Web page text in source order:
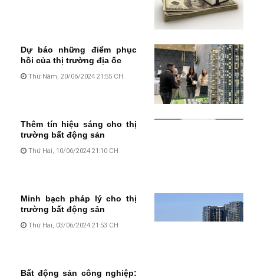
Dự báo những điểm phục
hồi của thị trường địa ốc
Thứ Năm, 20/06/2024 21:55 CH
Thêm tín hiệu sáng cho thị
trường bất động sản
Thứ Hai, 10/06/2024 21:10 CH
Minh bạch pháp lý cho thị
trường bất động sản
Thứ Hai, 03/06/2024 21:53 CH
Bất động sản công nghiệp: